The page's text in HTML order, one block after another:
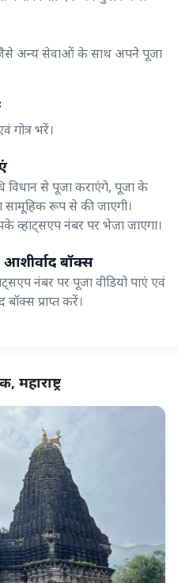
जैसे अन्य सेवाओं के साथ अपने पूजा
भरें।
विधान से पूजा कराएंगे, पूजा के
सामूहिक रूप से की जाएगी।
नंबर पर भेजा जाएगा।
बॉक्स
नंबर पर पूजा वीडियो पाएं एवं
बॉक्स प्राप्त करें।
महाराष्ट्र